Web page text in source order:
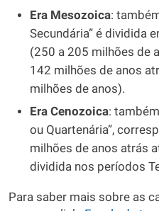
Era Mesozoica:
Secundária” é dividida
(250 a 205 milhões de
142 milhões de anos
milhões de anos).
Era Cenozoica:
ou Quartenária”,
milhões de anos atrás
dividida nos períodos
Para saber mais sobre as